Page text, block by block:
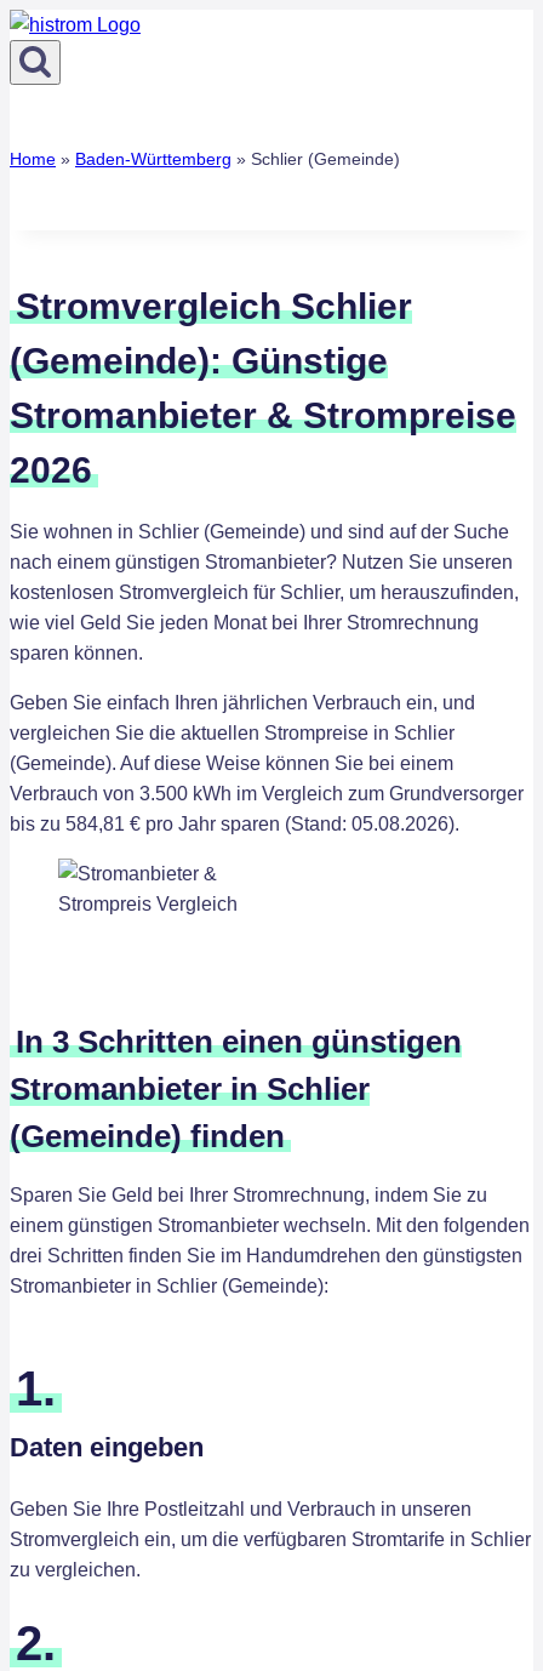
Zum
Inhalt
springen
Home » Baden-Württemberg » Schlier (Gemeinde)
Stromvergleich Schlier
(Gemeinde): Günstige
Stromanbieter & Strompreise
2026
Sie wohnen in Schlier (Gemeinde) und sind auf der Suche
nach einem günstigen Stromanbieter? Nutzen Sie unseren
kostenlosen Stromvergleich für Schlier, um herauszufinden,
wie viel Geld Sie jeden Monat bei Ihrer Stromrechnung
sparen können.
Geben Sie einfach Ihren jährlichen Verbrauch ein, und
vergleichen Sie die aktuellen Strompreise in Schlier
(Gemeinde). Auf diese Weise können Sie bei einem
Verbrauch von 3.500 kWh im Vergleich zum Grundversorger
bis zu 584,81 € pro Jahr sparen (Stand: 05.08.2026).
In 3 Schritten einen günstigen
Stromanbieter in Schlier
(Gemeinde) finden
Sparen Sie Geld bei Ihrer Stromrechnung, indem Sie zu
einem günstigen Stromanbieter wechseln. Mit den folgenden
drei Schritten finden Sie im Handumdrehen den günstigsten
Stromanbieter in Schlier (Gemeinde):
1.
Daten eingeben
Geben Sie Ihre Postleitzahl und Verbrauch in unseren
Stromvergleich ein, um die verfügbaren Stromtarife in Schlier
zu vergleichen.
2.